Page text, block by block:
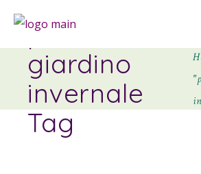
piante da
giardino
invernale
Tag